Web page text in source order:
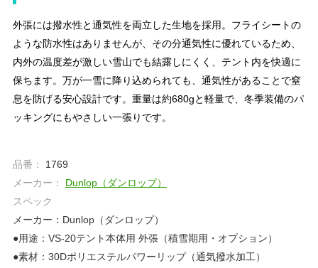
外張には撥水性と通気性を両立した生地を採用。フライシートの
ような防水性はありませんが、その分通気性に優れているため、
内外の温度差が激しい雪山でも結露しにくく、テント内を快適に
保ちます。万が一雪に降り込められても、通気性があることで窒
息を防げる安心設計です。重量は約680gと軽量で、冬季装備のパ
ッキングにもやさしい一張りです。
品番：
1769
メーカー：
Dunlop（ダンロップ）
スペック
メーカー：Dunlop（ダンロップ）
●用途：VS-20テント本体用 外張（積雪期用・オプション）
●素材：30Dポリエステルパワーリップ（通気撥水加工）